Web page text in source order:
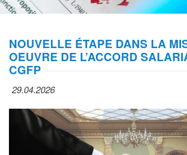
NOUVELLE ÉTAPE DANS LA
OEUVRE DE L’ACCORD
CGFP
29.04.2026